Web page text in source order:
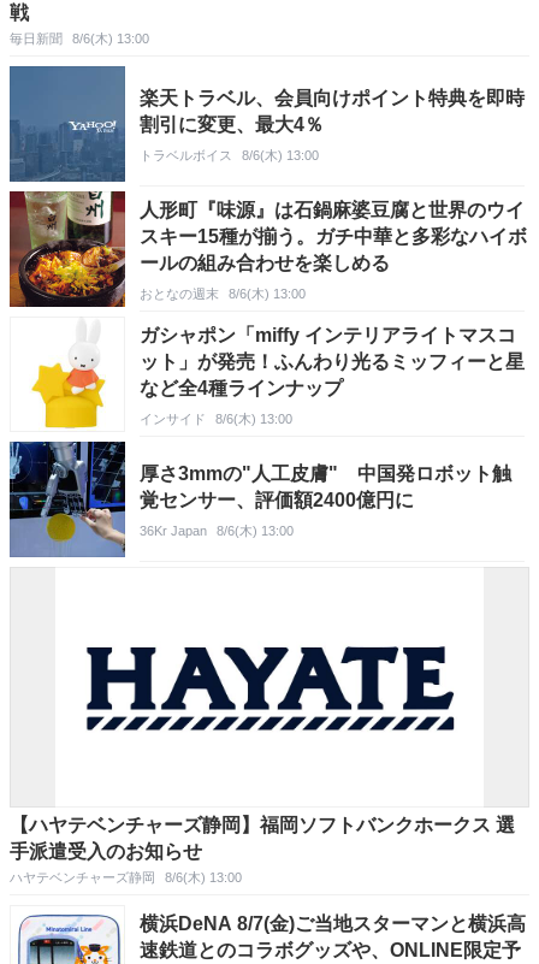
戦
毎日新聞 8/6(木) 13:00
楽天トラベル、会員向けポイント特典を即時
割引に変更、最大4％
トラベルボイス 8/6(木) 13:00
人形町『味源』は石鍋麻婆豆腐と世界のウイ
スキー15種が揃う。ガチ中華と多彩なハイボ
ールの組み合わせを楽しめる
おとなの週末 8/6(木) 13:00
ガシャポン「miffy インテリアライトマスコ
ット」が発売！ふんわり光るミッフィーと星
など全4種ラインナップ
インサイド 8/6(木) 13:00
厚さ3mmの"人工皮膚" 中国発ロボット触
覚センサー、評価額2400億円に
36Kr Japan 8/6(木) 13:00
【ハヤテベンチャーズ静岡】福岡ソフトバンクホークス 選
手派遣受入のお知らせ
ハヤテベンチャーズ静岡 8/6(木) 13:00
横浜DeNA 8/7(金)ご当地スターマンと横浜高
速鉄道とのコラボグッズや、ONLINE限定予